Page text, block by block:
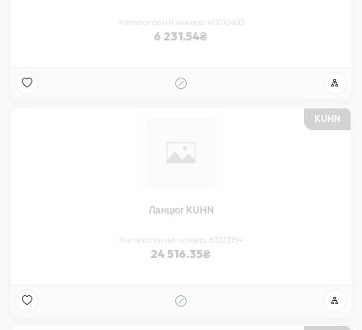
Каталоговий номер: K6010450
6 231.54
KUHN
Ланцюг KUHN
Каталоговий номер: 83123154
24 516.35